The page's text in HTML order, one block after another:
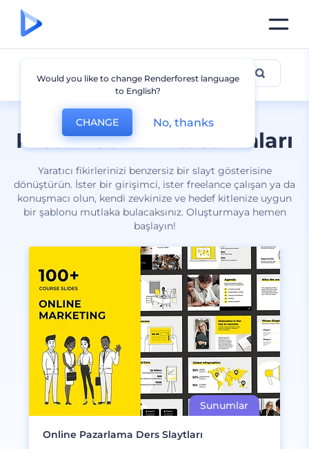
Kreatif sunum tasarımları
Yaratıcı fikirlerinizi benzersiz bir slayt gösterisine
dönüştürün. İster bir girişimci, ister freelance çalışan ya da
konuşmacı olun, kendi zevkinize ve hedef kitlenize uygun
bir şablonu mutlaka bulacaksınız. Oluşturmaya hemen
başlayın!
Kreatif
Online Pazarlama Ders Slaytları
Would you like to change Renderforest language
to English?
CHANGE No, thanks